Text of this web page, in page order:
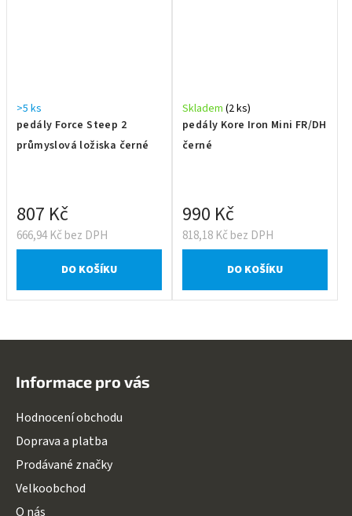
pedály Force Steep 2
průmyslová ložiska černé
>5 ks
666,94 Kč bez DPH
807 Kč
DO KOŠÍKU
pedály Kore Iron Mini FR/DH
černé
Skladem (2 ks)
818,18 Kč bez DPH
990 Kč
DO KOŠÍKU
Informace pro vás
Hodnocení obchodu
Doprava a platba
Prodávané značky
Velkoobchod
O nás